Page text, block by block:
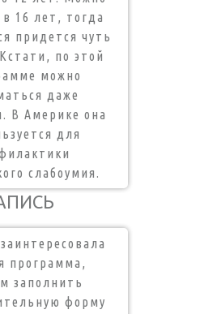
16 лет, тогда
придется чуть
по этой
можно
даже
В Америке она
для
слабоумия.
программа,
заполнить
форму